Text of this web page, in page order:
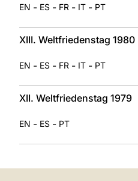
EN - ES - FR - IT - PT
XIII. Weltfriedenstag 1980
EN - ES - FR - IT - PT
XII. Weltfriedenstag 1979
EN - ES - PT